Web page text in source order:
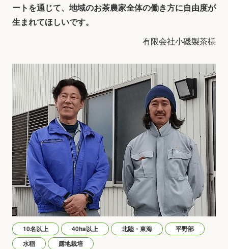
ートを通じて、地域のお茶農家全体の働き方に自由度が
生まれてほしいです。
有限会社小磯製茶様
10名以上 40ha以上 北陸・東海
平野部
水稲
露地栽培